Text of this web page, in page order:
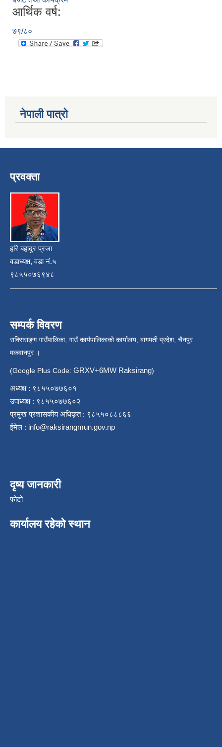
आर्थिक वर्ष:
७९/८०
नेपाली पात्रो
प्रवक्ता
हरि बहादुर प्रजा
वडाध्यक्ष, वडा नं.५
९८५५०७६९४८
सम्पर्क विवरण
राक्सिराङ्ग गाउँपालिका, गाउँ कार्यपालिकाको कार्यालय, बागमती प्रदेश, चैनपुर
मकवानपुर ।
(Google Plus Code: GRXV+6MW Raksirang)
अध्यक्ष : ९८५५०७७६०१
उपाध्यक्ष : ९८५५०७७६०२
प्रमुख प्रशासकीय अधिकृत : ९८५५०८८८६६
ईमेल : info@raksirangmun.gov.np
दृष्य जानकारी
फोटो
कार्यालय रहेको स्थान